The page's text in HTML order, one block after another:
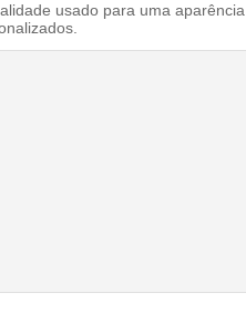
usado para uma aparência